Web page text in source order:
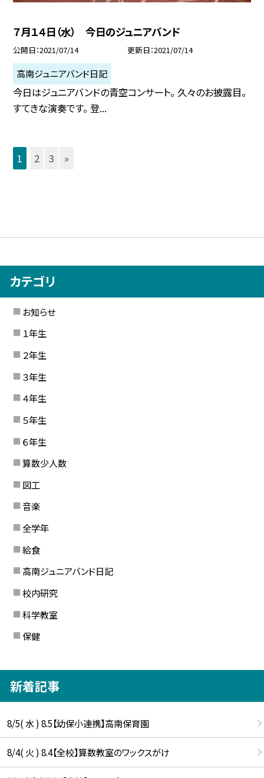
７月１４日（水） 今日のジュニアバンド
公開日 2021/07/14 更新日 2021/07/14
高南ジュニアバンド日記
今日はジュニアバンドの青空コンサート。 久々のお披露目。
すてきな演奏です。 登...
1 2 3 »
カテゴリ
お知らせ
１年生
２年生
３年生
４年生
５年生
６年生
算数少人数
図工
音楽
全学年
給食
高南ジュニアバンド日記
校内研究
科学教室
保健
新着記事
8/5( 水 ) 8.5【幼保小連携】高南保育園
8/4( 火 ) 8.4【全校】算数教室のワックスがけ